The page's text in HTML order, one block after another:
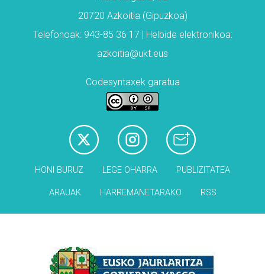
20720 Azkoitia (Gipuzkoa)
Telefonoak: 943-85 36 17 | Helbide elektronikoa:
azkoitia@ukt.eus
Codesyntaxek garatua
HONI BURUZ LEGE OHARRA PUBLIZITATEA
ARAUAK HARREMANETARAKO RSS